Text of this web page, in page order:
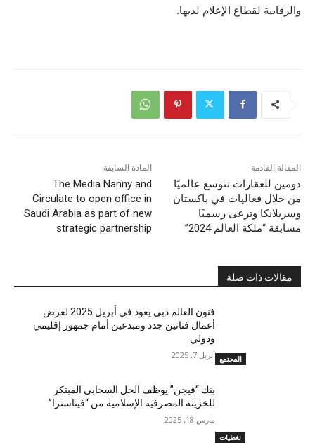
والرقابية لقطاع الإعلام لديها.
المادة السابقة
The Media Nanny and
Circulate to open office in
Saudi Arabia as part of new
strategic partnership
المقالة القادمة
دومين للعقارات تتوسع عالميًا
من خلال فعاليات في باكستان
وسريلانكا وترعى رسميًا
مسابقة “ملكة العالم 2024”
مقالات ذات صلة
المجتمع
فنون العالم دبي يعود في أبريل 2025 لعرض
أعمال فنانين جدد ومبدعين أمام جمهور إقليمي
ودولي
أبريل 7, 2025
تغطيات
بنك “فيجن” يوظف الحل السحابي المبتكر
للخزينة المصرفية الإسلامية من “فيناسترا”
مارس 18, 2025